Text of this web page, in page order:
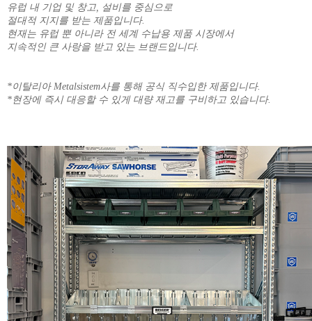
유럽 내 기업 및 창고, 설비를 중심으로
절대적 지지를 받는 제품입니다.
현재는 유럽 뿐 아니라 전 세계 수납용 제품 시장에서
지속적인 큰 사랑을 받고 있는 브랜드입니다.
*이탈리아 Metalsistem사를 통해 공식 직수입한 제품입니다.
*현장에 즉시 대응할 수 있게 대량 재고를 구비하고 있습니다.